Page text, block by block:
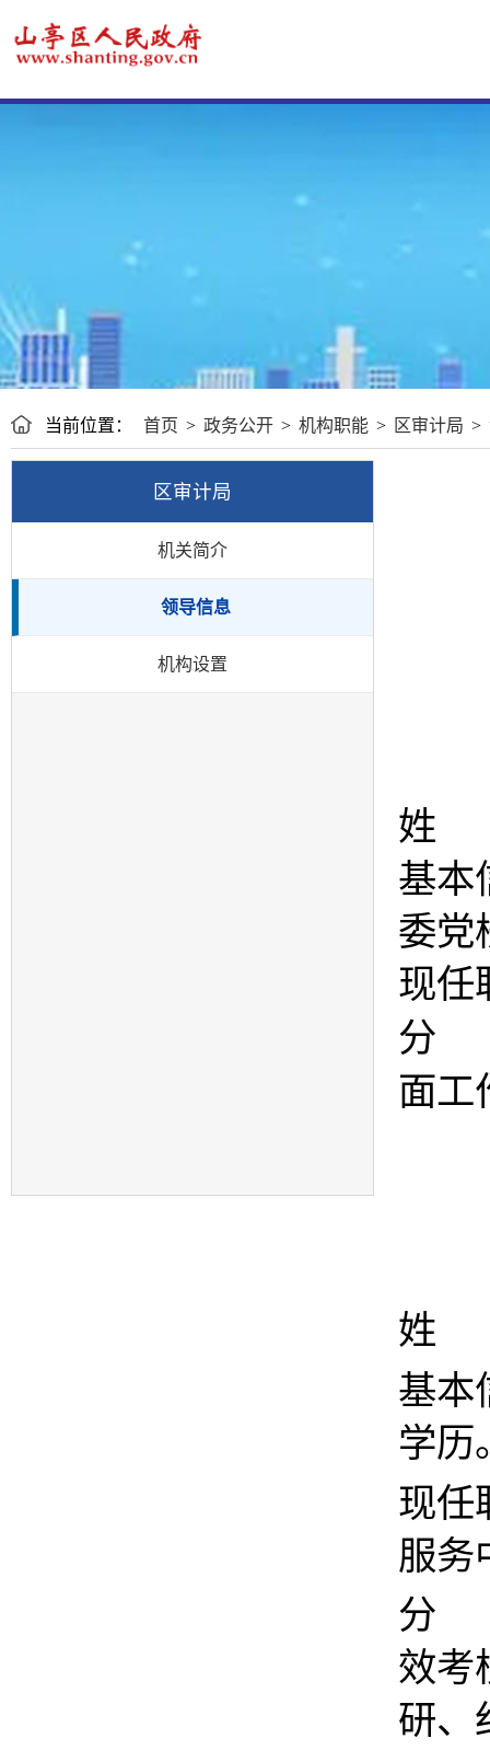
当前位置： 首页 > 政务公开 > 机构职能 > 区审计局 >
区审计局
机关简介
领导信息
机构设置
姓
基本
委党
现任
分
面工
姓
基本
学历
现任
服务
分
效考
研、